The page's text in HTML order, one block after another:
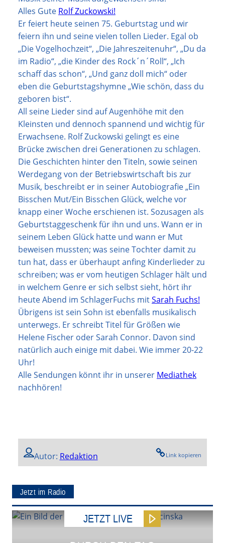
Alles Gute Rolf Zuckowski!
Er feiert heute seinen 75. Geburtstag und wir
feiern ihn und seine vielen tollen Lieder. Egal ob
„Die Vogelhochzeit“, „Die Jahreszeitenuhr“, „Du da
im Radio“, „die Kinder des Rock´n´Roll“, „Ich
schaff das schon“, „Und ganz doll mich“ oder
eben die Geburtstagshymne „Wie schön, dass du
geboren bist“.
All seine Lieder sind auf Augenhöhe mit den
Kleinsten und dennoch spannend und wichtig für
Erwachsene. Rolf Zuckowski gelingt es eine
Brücke zwischen drei Generationen zu schlagen.
Die Geschichten hinter den Titeln, sowie seinen
Werdegang von der Betriebswirtschaft bis zur
Musik, beschreibt er in seiner Autobiografie „Ein
Bisschen Mut/Ein Bisschen Glück, welche vor
knapp einer Woche erschienen ist. Sozusagen als
Geburtstaggeschenk für ihn und uns. Wann er in
seinem Leben Glück hatte und wann er Mut
beweisen mussten; was seine Tochter damit zu
tun hat, dass er überhaupt anfing Kinderlieder zu
schreiben; was er vom heutigen Schlager hält und
in welchem Genre er sich selbst sieht, hört ihr
heute Abend im SchlagerFuchs mitSarah Fuchs!
Übrigens ist sein Sohn ist ebenfalls musikalisch
unterwegs. Er schreibt Titel für Größen wie
Helene Fischer oder Sarah Connor. Davon sind
natürlich auch einige mit dabei. Wie immer 20-22
Uhr!
Alle Sendungen könnt ihr in unserer Mediathek
nachhören!
Autor: Redaktion Link kopieren
Jetzt im Radio
JETZT LIVE